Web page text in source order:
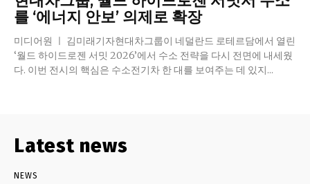
를 ‘에너지 안보’ 의제로 확장
미디어원 ㅣ 김미래기자현대차그룹이 네덜란드 로테르담에서 열린
‘월드 하이드로젠 서밋 2026’에서 수소 전략을 다시 전면에 내세웠
다. 이번 전시의 핵심은 수소전기차 한 대를 보여주는 데 있지...
Latest news
NEWS